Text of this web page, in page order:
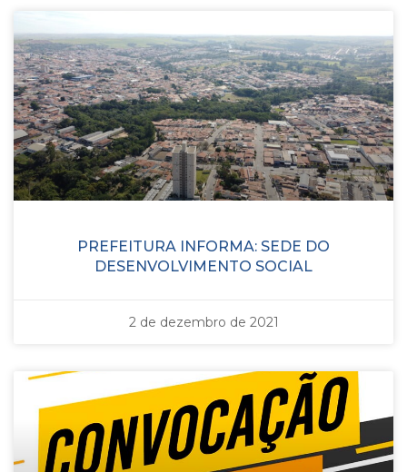
PREFEITURA INFORMA: SEDE DO
DESENVOLVIMENTO SOCIAL
2 de dezembro de 2021